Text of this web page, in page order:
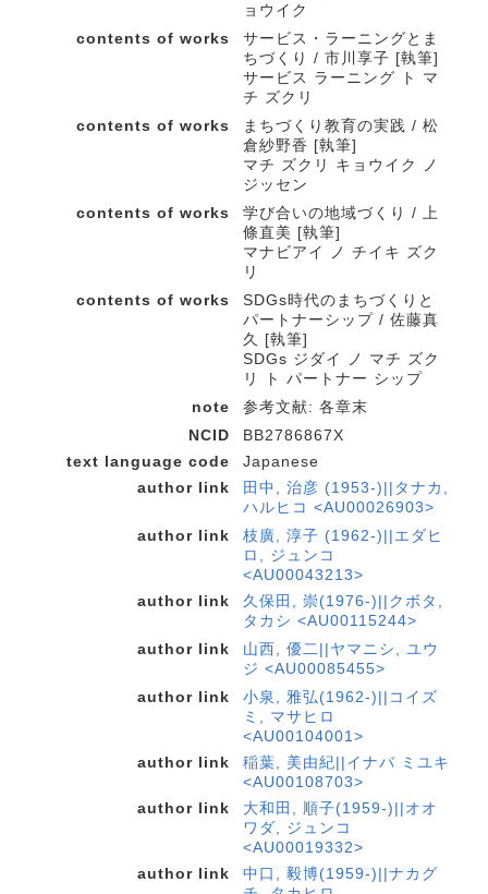
ョウイク
contents of works
サービス・ラーニングとま
ちづくり / 市川享子 [執筆]
サービス ラーニング ト マ
チ ズクリ
contents of works
まちづくり教育の実践 / 松
倉紗野香 [執筆]
マチ ズクリ キョウイク ノ
ジッセン
contents of works
学び合いの地域づくり / 上
條直美 [執筆]
マナビアイ ノ チイキ ズク
リ
contents of works
SDGs時代のまちづくりと
パートナーシップ / 佐藤真
久 [執筆]
SDGs ジダイ ノ マチ ズク
リ ト パートナー シップ
note
参考文献: 各章末
NCID
BB2786867X
text language code
Japanese
author link
田中, 治彦 (1953-)||タナカ,
ハルヒコ <AU00026903>
author link
枝廣, 淳子 (1962-)||エダヒ
ロ, ジュンコ
<AU00043213>
author link
久保田, 崇(1976-)||クボタ,
タカシ <AU00115244>
author link
山西, 優二||ヤマニシ, ユウ
ジ <AU00085455>
author link
小泉, 雅弘(1962-)||コイズ
ミ, マサヒロ
<AU00104001>
author link
稲葉, 美由紀||イナバ ミユキ
<AU00108703>
author link
大和田, 順子(1959-)||オオ
ワダ, ジュンコ
<AU00019332>
author link
中口, 毅博(1959-)||ナカグ